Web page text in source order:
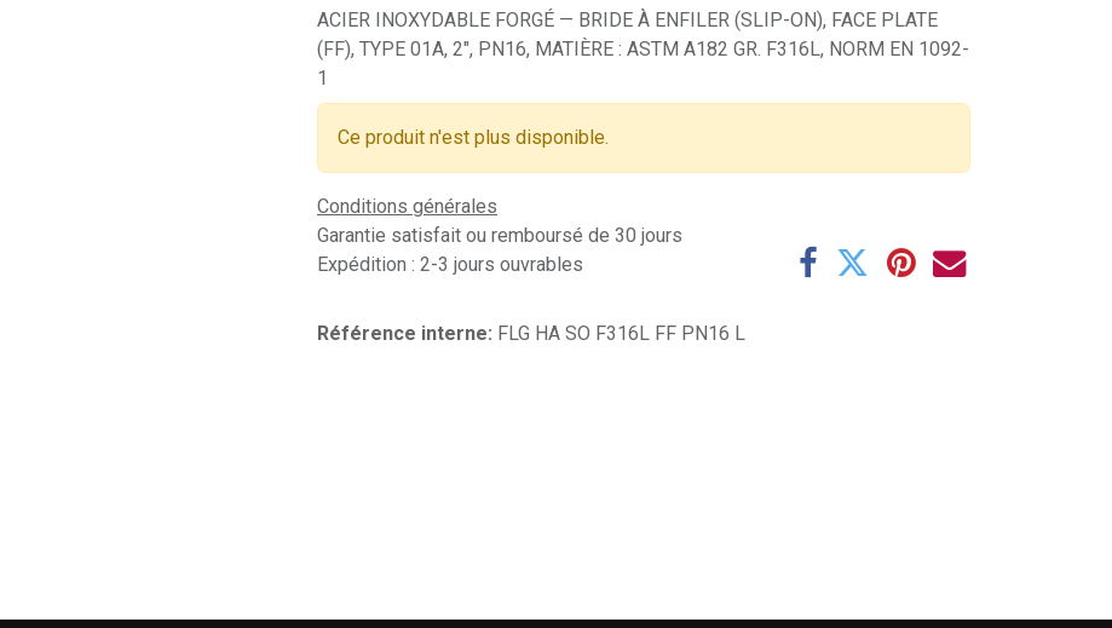
ACIER INOXYDABLE FORGÉ — BRIDE À ENFILER (SLIP-ON), FACE PLATE
(FF), TYPE 01A, 2", PN16, MATIÈRE : ASTM A182 GR. F316L, NORM EN 1092-
1
Ce produit n'est plus disponible.
Conditions générales
Garantie satisfait ou remboursé de 30 jours
Expédition : 2-3 jours ouvrables
Référence interne: FLG HA SO F316L FF PN16 L